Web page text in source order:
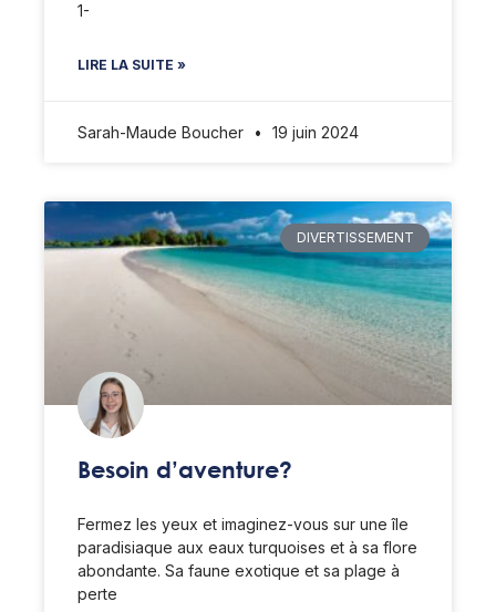
1-
LIRE LA SUITE »
Sarah-Maude Boucher 19 juin 2024
DIVERTISSEMENT
Besoin d’aventure?
Fermez les yeux et imaginez-vous sur une île
paradisiaque aux eaux turquoises et à sa flore
abondante. Sa faune exotique et sa plage à
perte